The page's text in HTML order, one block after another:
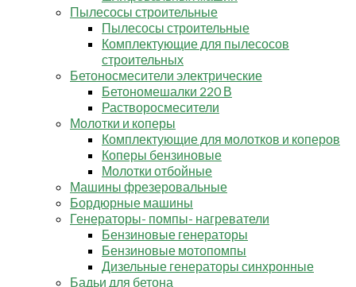
Пылесосы строительные
Пылесосы строительные
Комплектующие для пылесосов
строительных
Бетоносмесители электрические
Бетономешалки 220 В
Растворосмесители
Молотки и коперы
Комплектующие для молотков и коперов
Коперы бензиновые
Молотки отбойные
Машины фрезеровальные
Бордюрные машины
Генераторы- помпы- нагреватели
Бензиновые генераторы
Бензиновые мотопомпы
Дизельные генераторы синхронные
Бадьи для бетона